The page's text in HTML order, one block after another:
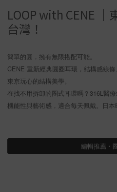
LOOP with CENE
台灣！
簡單的圓，擁有無限搭配可能。
CENE 重新經典圓圈耳環，結構感線
東京玩心的結構美學。
在找不用拆卸的圈式耳環嗎？316L醫
機能性與藝術感，適合每天佩戴。日本
編輯推薦・